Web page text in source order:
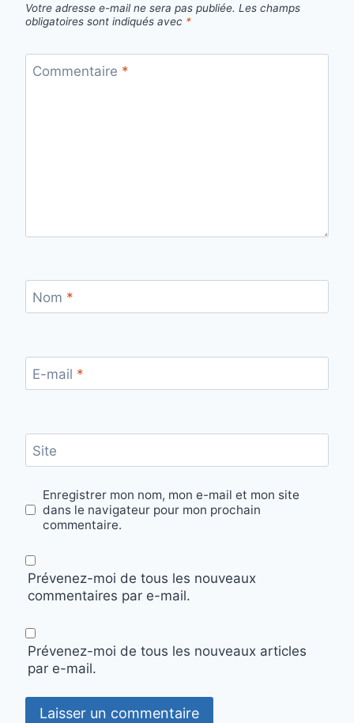
Votre adresse e-mail ne sera pas publiée. Les champs
obligatoires sont indiqués avec *
Commentaire *
Nom *
E-mail *
Site
Enregistrer mon nom, mon e-mail et mon site
dans le navigateur pour mon prochain
commentaire.
Prévenez-moi de tous les nouveaux
commentaires par e-mail.
Prévenez-moi de tous les nouveaux articles
par e-mail.